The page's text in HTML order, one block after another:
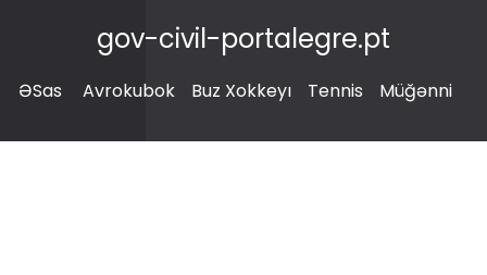
gov-civil-portalegre.pt
ƏSas Avrokubok Buz Xokkeyı Tennis Müğənni